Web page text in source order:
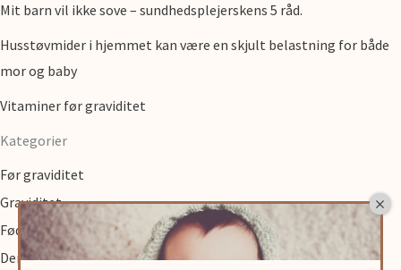
Mit barn vil ikke sove – sundhedsplejerskens 5 råd.
Husstøvmider i hjemmet kan være en skjult belastning for både
mor og baby
Vitaminer før graviditet
Kategorier
Før graviditet
Graviditet
Fødsel
Den første tid med baby